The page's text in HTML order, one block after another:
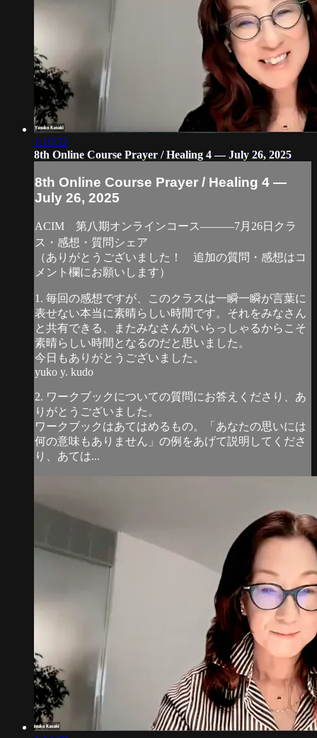
1:10:52
8th Online Course Prayer / Healing 4 — July 26, 2025
8th Online Course Prayer / Healing 4 —
July 26, 2025
ACIM 第八期オンラインコース―――7月26日クラ
ス・感想・質問シェア
（ありがとうございました！ 追加の質問・感想はコ
メント欄にお願いします）
1. 毎回の感想ですが、このクラスは一瞬一瞬が言葉に
表せない本当に素晴らしい時間です。それをみなさん
と共有できる、またみなさんがいらっしゃるからこそ
素晴らしい時間となるのだと思いました。
今日もありがとうございました。
yuko y. kudo
2. ワークブックについての質問にお答えくださり、あ
りがとうございました。
ワークブックはあてはめるもの。「あなたの思いには
何の意味もありません」の例をあげて説明してくださ
り、あては...